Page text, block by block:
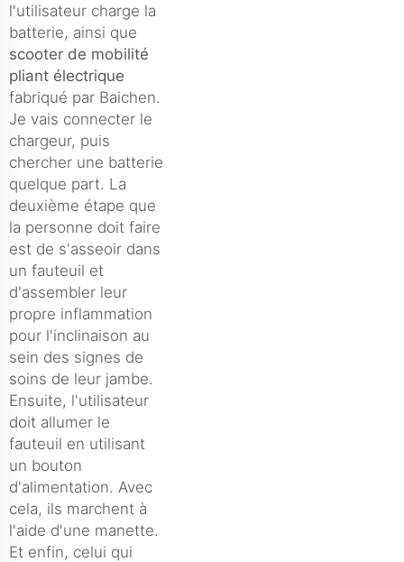
l'utilisateur charge la
batterie, ainsi que
scooter de mobilité
pliant électrique
fabriqué par Baichen.
Je vais connecter le
chargeur, puis
chercher une batterie
quelque part. La
deuxième étape que
la personne doit faire
est de s'asseoir dans
un fauteuil et
d'assembler leur
propre inflammation
pour l'inclinaison au
sein des signes de
soins de leur jambe.
Ensuite, l'utilisateur
doit allumer le
fauteuil en utilisant
un bouton
d'alimentation. Avec
cela, ils marchent à
l'aide d'une manette.
Et enfin, celui qui